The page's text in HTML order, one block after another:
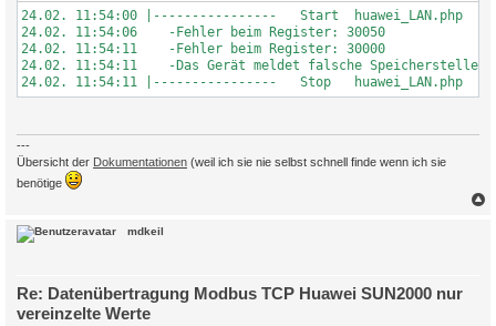
24.02. 11:54:00 |----------------   Start
24.02. 11:54:06    -Fehler beim Register: 30050
24.02. 11:54:11    -Fehler beim Register: 30000
24.02. 11:54:11    -Das Gerät meldet falsche Speicherstelle:
24.02. 11:54:11 |----------------   Stop
---
Übersicht der Dokumentationen (weil ich sie nie selbst schnell finde wenn ich sie
benötige
mdkeil
Re: Datenübertragung Modbus TCP Huawei SUN2000 nur
vereinzelte Werte